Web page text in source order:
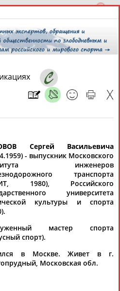
2026 года,
И СПЕЦИАЛИСТЫ
Расширенный поиск
Мария
Юлия
Рамазан
Ростом
Сергей Васильевича
- выпускник Московского
инженеров
транспорта
1980), Российского
университета
культуры и спорта
мастер спорта
спорт).
в Москве. Живет в г.
Московская обл.